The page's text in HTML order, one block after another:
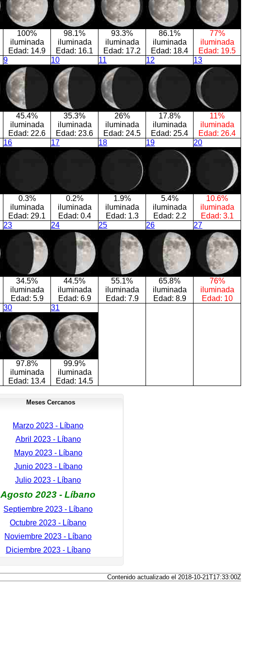
100%
iluminada
Edad: 14.9
98.1%
iluminada
Edad: 16.1
93.3%
iluminada
Edad: 17.2
86.1%
iluminada
Edad: 18.4
77%
iluminada
Edad: 19.5
9
45.4%
iluminada
Edad: 22.6
10
35.3%
iluminada
Edad: 23.6
11
26%
iluminada
Edad: 24.5
12
17.8%
iluminada
Edad: 25.4
13
11%
iluminada
Edad: 26.4
16
0.3%
iluminada
Edad: 29.1
17
0.2%
iluminada
Edad: 0.4
18
1.9%
iluminada
Edad: 1.3
19
5.4%
iluminada
Edad: 2.2
20
10.6%
iluminada
Edad: 3.1
23
34.5%
iluminada
Edad: 5.9
24
44.5%
iluminada
Edad: 6.9
25
55.1%
iluminada
Edad: 7.9
26
65.8%
iluminada
Edad: 8.9
27
76%
iluminada
Edad: 10
30
97.8%
iluminada
Edad: 13.4
31
99.9%
iluminada
Edad: 14.5
Meses Cercanos
Marzo 2023 - Líbano
Abril 2023 - Líbano
Mayo 2023 - Líbano
Junio 2023 - Líbano
Julio 2023 - Líbano
Agosto 2023 - Líbano
Septiembre 2023 - Líbano
Octubre 2023 - Líbano
Noviembre 2023 - Líbano
Diciembre 2023 - Líbano
Contenido actualizado el 2018-10-21T17:33:00Z